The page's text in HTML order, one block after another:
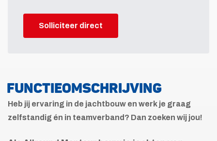
Solliciteer direct
FUNCTIEOMSCHRIJVING
Heb jij ervaring in de jachtbouw en werk je graag
zelfstandig én in teamverband? Dan zoeken wij jou!